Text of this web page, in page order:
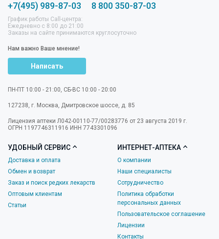
+7(495) 989-87-03 8 800 350-87-03
График работы Call-центра:
Ежедневно с 8:00 до 21:00
Заказы на сайте принимаются круглосуточно
Нам важно Ваше мнение!
Написать
ПН-ПТ 10:00 - 21:00, СБ-ВС 10:00 - 20:00
127238, г. Москва, Дмитровское шоссе, д. 85
Лицензия аптеки Л042-00110-77/00283776 от 23 августа 2019 г.
ОГРН 1197746311916 ИНН 7743301096
УДОБНЫЙ СЕРВИС
Доставка и оплата
Обмен и возврат
Заказ и поиск редких лекарств
Оптовым клиентам
Статьи
ИНТЕРНЕТ-АПТЕКА
О компании
Наши специалисты
Сотрудничество
Политика обработки
персональных данных
Пользовательское соглашение
Лицензии
Контакты